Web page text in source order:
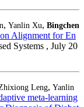
, Yanlin Xu, Bingchen
Alignment for En
Systems , July 20
Leng, Yanlin
meta-learning